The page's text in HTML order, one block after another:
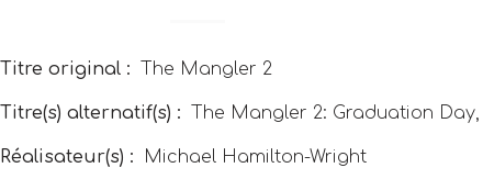
Titre original : The Mangler 2
Titre(s) alternatif(s) : The Mangler 2: Graduation Day,
Réalisateur(s) : Michael Hamilton-Wright